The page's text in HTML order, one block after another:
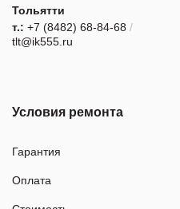
Тольятти
т.: +7 (8482) 68-84-68 /
tlt@ik555.ru
Условия ремонта
Гарантия
Оплата